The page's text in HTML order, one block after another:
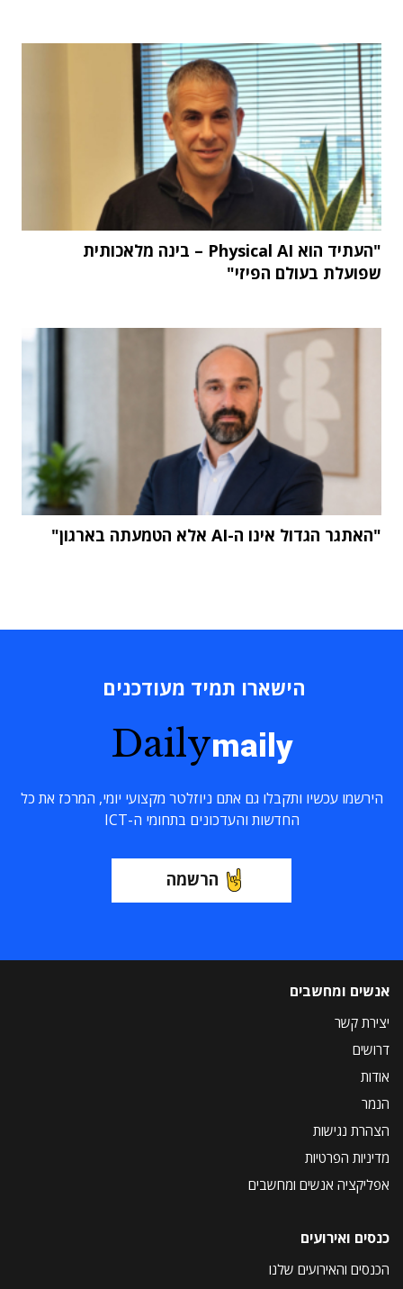
"העתיד הוא Physical AI – בינה מלאכותית
שפועלת בעולם הפיזי"
"האתגר הגדול אינו ה-AI אלא הטמעתה בארגון"
הישארו תמיד מעודכנים
Dailymaily
הירשמו עכשיו ותקבלו גם אתם ניוזלטר מקצועי יומי, המרכז את כל
החדשות והעדכונים בתחומי ה-ICT
הרשמה
אנשים ומחשבים
יצירת קשר
דרושים
אודות
הנמר
הצהרת נגישות
מדיניות הפרטיות
אפליקציה אנשים ומחשבים
כנסים ואירועים
הכנסים והאירועים שלנו